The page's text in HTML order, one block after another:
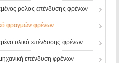
ρόλος επένδυσης φρένων
φραγμών φρένων
υλικό επένδυσης φρένων
επένδυση φρένων